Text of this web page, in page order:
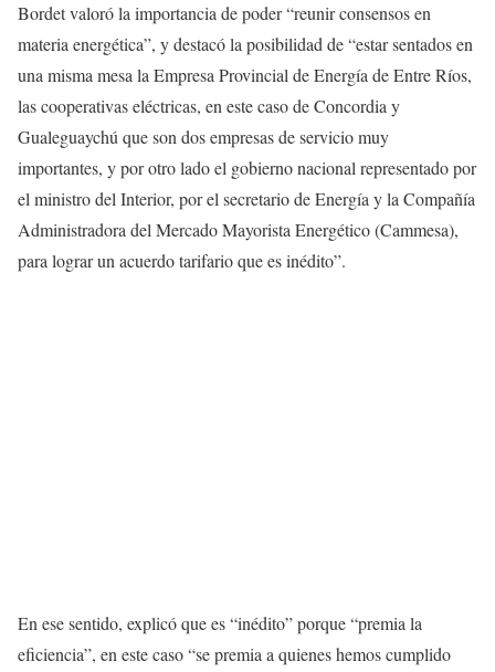
Bordet valoró la importancia de poder “reunir consensos en
materia energética”, y destacó la posibilidad de “estar sentados en
una misma mesa la Empresa Provincial de Energía de Entre Ríos,
las cooperativas eléctricas, en este caso de Concordia y
Gualeguaychú que son dos empresas de servicio muy
importantes, y por otro lado el gobierno nacional representado por
el ministro del Interior, por el secretario de Energía y la Compañía
Administradora del Mercado Mayorista Energético (Cammesa),
para lograr un acuerdo tarifario que es inédito”.
En ese sentido, explicó que es “inédito” porque “premia la
eficiencia”, en este caso “se premia a quienes hemos cumplido